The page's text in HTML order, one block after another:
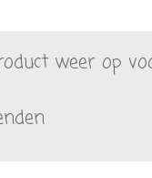
weer op